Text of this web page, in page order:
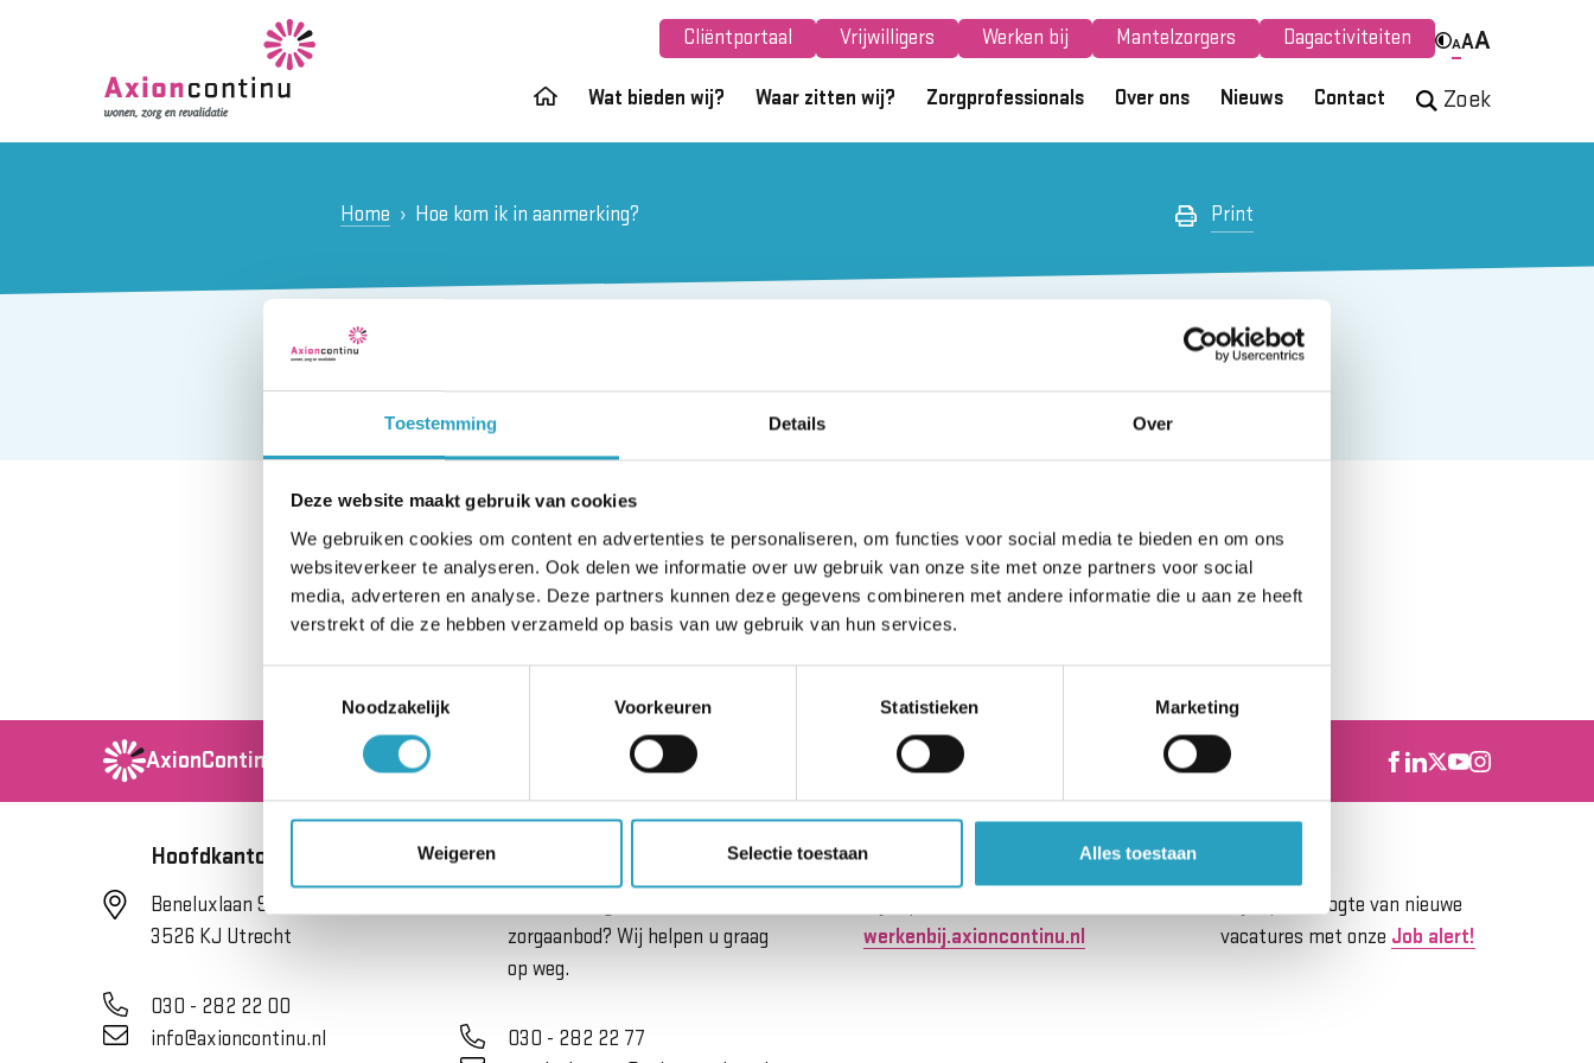
Toestemming Details Over
Deze website maakt gebruik van cookies
We gebruiken cookies om content en advertenties te personaliseren, om functies voor social media te bieden en om ons
websiteverkeer te analyseren. Ook delen we informatie over uw gebruik van onze site met onze partners voor social
media, adverteren en analyse. Deze partners kunnen deze gegevens combineren met andere informatie die u aan ze heeft
verstrekt of die ze hebben verzameld op basis van uw gebruik van hun services.
Noodzakelijk
Voorkeuren Statistieken Marketing
Weigeren Selectie toestaan Alles toestaan
Cliëntportaal Vrijwilligers Werken bij Mantelzorgers Dagactiviteiten AAA
Wat bieden wij? Waar zitten wij? Zorgprofessionals Over ons Nieuws Contact Zoek
Home Hoe kom ik in aanmerking? Print
Hoe kom ik in aanmerking?
Om voor revalidatietherapie of tijdelijk verblijf in aanmerking te komen, heeft u een
indicatie nodig. Onze arts geeft deze indicatie, eventueel in overleg met uw behandelend
specialist. Voor meer informatie kunt u contact opnemen met ons Servicebureau.
AxionContinu. Optimisten in de Zorg
Hoofdkantoor
Beneluxlaan 922
3526 KJ Utrecht
030 - 282 22 00
info@axioncontinu.nl
zorgaanbod? Wij helpen u graag
op weg.
030 - 282 22 77
Werken bij AxionContinu?
werkenbij.axioncontinu.nl
Blijf op de hoogte van nieuwe
vacatures met onze Job alert!